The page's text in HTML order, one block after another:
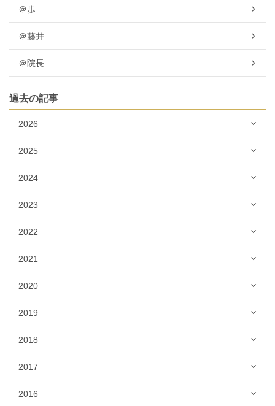
＠歩
＠藤井
＠院長
過去の記事
2026
2025
2024
2023
2022
2021
2020
2019
2018
2017
2016